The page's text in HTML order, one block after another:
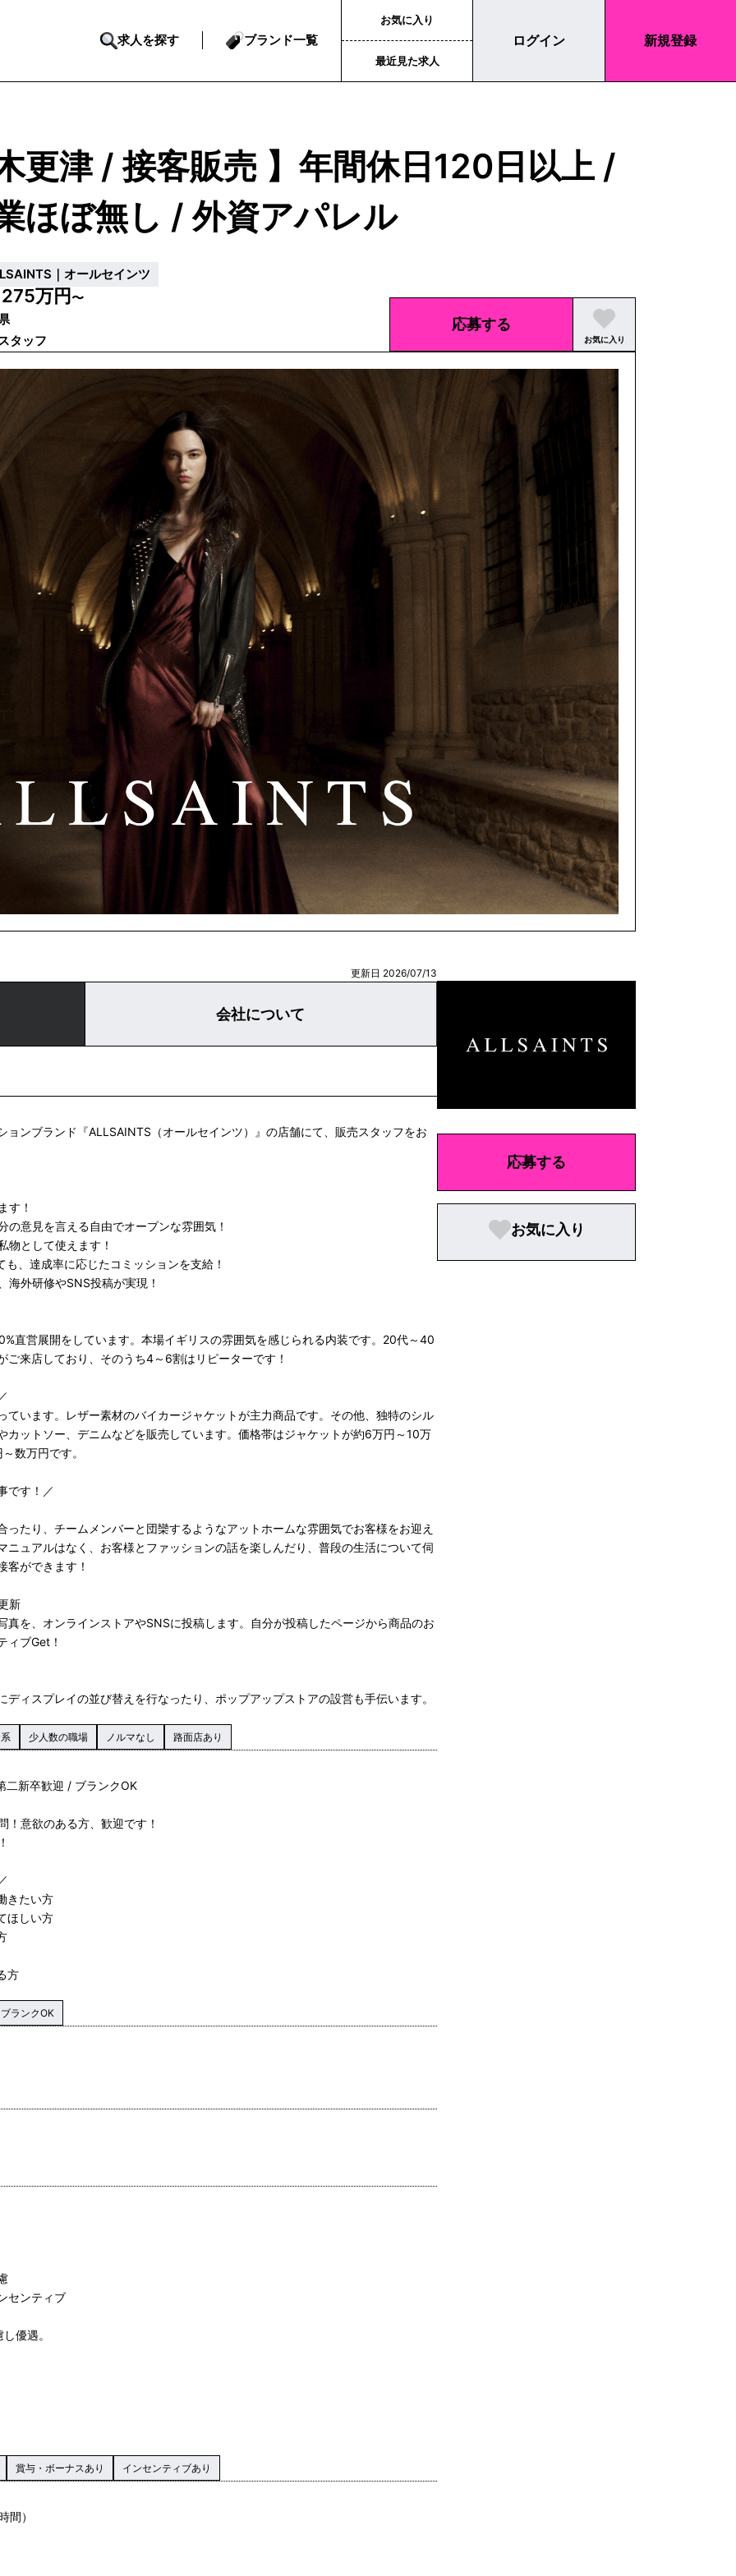
求人を探す ブランド一覧
お気に入り
最近見た求人
ログイン 新規登録
更津 / 接客販売 】年間休日120日以上 /
ほぼ無し / 外資アパレル
｜オールセインツ
275万円〜
タッフ
応募する
お気に入り
更新日 2026/07/13
会社について
ョンブランド『ALLSAINTS（オールセインツ）』の店舗にて、販売スタッフをお
す！
意見を言える自由でオープンな雰囲気！
として使えます！
、達成率に応じたコミッションを支給！
外研修やSNS投稿が実現！
直営展開をしています。本場イギリスの雰囲気を感じられる内装です。20代～40
ご来店しており、そのうち4～6割はリピーターです！
ています。レザー素材のバイカージャケットが主力商品です。その他、独特のシル
カットソー、デニムなどを販売しています。価格帯はジャケットが約6万円～10万
数万円です。
です！／
ったり、チームメンバーと団欒するようなアットホームな雰囲気でお客様をお迎え
ニュアルはなく、お客様とファッションの話を楽しんだり、普段の生活について伺
客ができます！
新
真を、オンラインストアやSNSに投稿します。自分が投稿したページから商品のお
ィブGet！
ディスプレイの並び替えを行なったり、ポップアップストアの設営も手伝います。
少人数の職場 ノルマなし 路面店あり
二新卒歓迎 / ブランクOK
意欲のある方、歓迎です！
きたい方
ほしい方
方
ブランクOK
センティブ
優遇。
賞与・ボーナスあり インセンティブあり
間）
応募する
お気に入り